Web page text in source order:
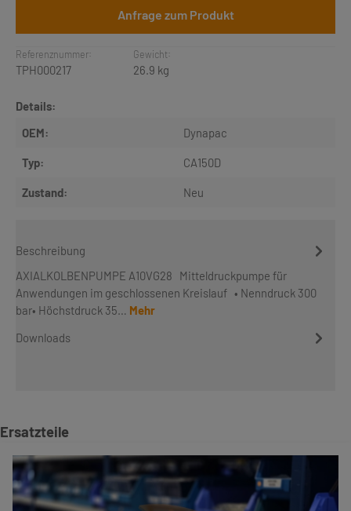
Anfrage zum Produkt
Referenznummer:
TPH000217
Gewicht:
26.9 kg
Details:
OEM:
Dynapac
Typ: CA150D
Zustand: Neu
Beschreibung
AXIALKOLBENPUMPE A10VG28 Mitteldruckpumpe für
Anwendungen im geschlossenen Kreislauf • Nenndruck 300
bar• Höchstdruck 35… Mehr
Downloads
Produktgalerie überspringen
Ersatzteile